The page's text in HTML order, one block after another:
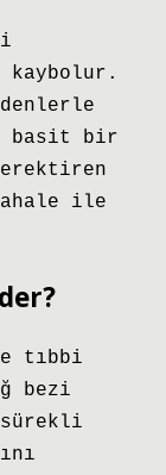
kaybolur.
basit bir
ile
tıbbi
bezi